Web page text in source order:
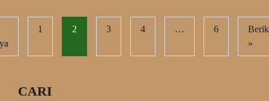
1 2 3 4 … 6
»
CARI